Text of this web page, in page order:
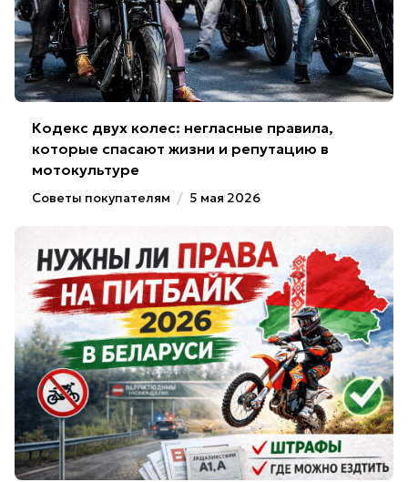
Кодекс двух колес: негласные правила,
которые спасают жизни и репутацию в
мотокультуре
Советы покупателям / 5 мая 2026